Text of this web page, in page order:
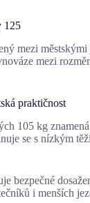
125
mezi městskými
mezi
praktičnost
105 kg znamená
se s nízkým
bezpečné
i menších